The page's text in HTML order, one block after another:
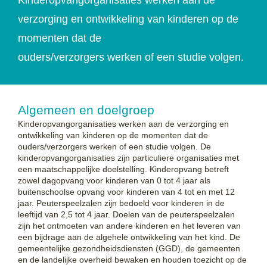
verzorging en ontwikkeling van kinderen op de
momenten dat de
ouders/verzorgers werken of een studie volgen.
Algemeen en doelgroep
Kinderopvangorganisaties werken aan de verzorging en
ontwikkeling van kinderen op de momenten dat de
ouders/verzorgers werken of een studie volgen. De
kinderopvangorganisaties zijn particuliere organisaties met
een maatschappelijke doelstelling. Kinderopvang betreft
zowel dagopvang voor kinderen van 0 tot 4 jaar als
buitenschoolse opvang voor kinderen van 4 tot en met 12
jaar. Peuterspeelzalen zijn bedoeld voor kinderen in de
leeftijd van 2,5 tot 4 jaar. Doelen van de peuterspeelzalen
zijn het ontmoeten van andere kinderen en het leveren van
een bijdrage aan de algehele ontwikkeling van het kind. De
gemeentelijke gezondheidsdiensten (GGD), de gemeenten
en de landelijke overheid bewaken en houden toezicht op de